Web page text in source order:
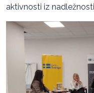
aktivnosti iz